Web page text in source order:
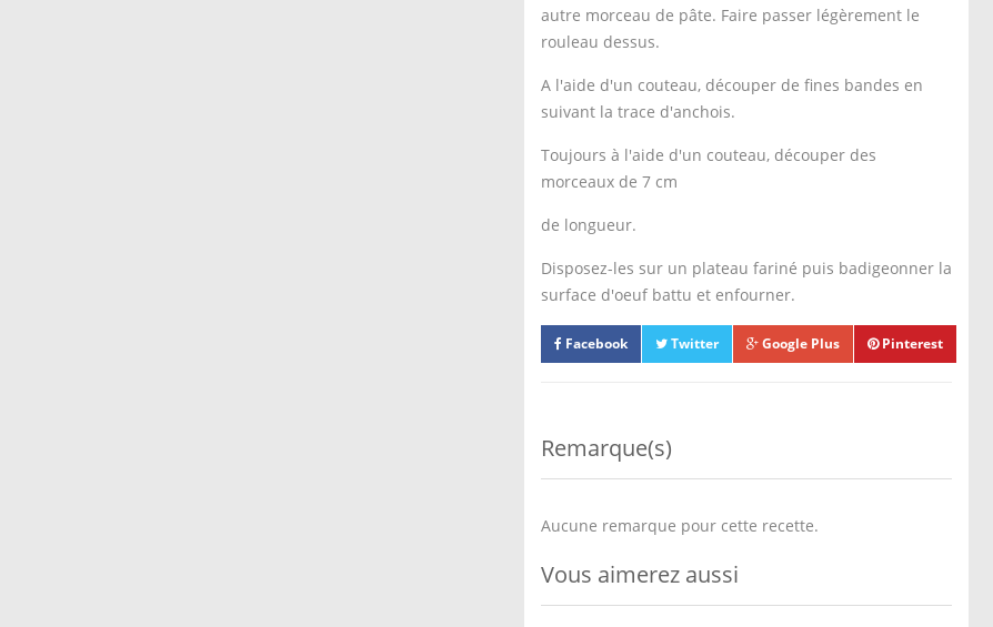
autre morceau de pâte. Faire passer légèrement le
rouleau dessus.
A l'aide d'un couteau, découper de fines bandes en
suivant la trace d'anchois.
Toujours à l'aide d'un couteau, découper des
morceaux de 7 cm
de longueur.
Disposez-les sur un plateau fariné puis badigeonner la
surface d'oeuf battu et enfourner.
Facebook Twitter Google Plus Pinterest
Remarque(s)
Aucune remarque pour cette recette.
Vous aimerez aussi